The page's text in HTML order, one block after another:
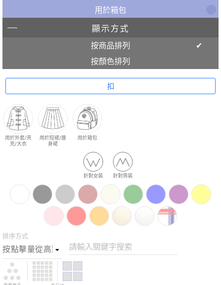
用於箱包
顯示方式
按商品排列
按顏色排列
扣
用於外套/夾
克/大衣
用於短裙/連
身裙
用於箱包
針對女裝 針對男裝
排序方式
請輸入關鍵字搜索